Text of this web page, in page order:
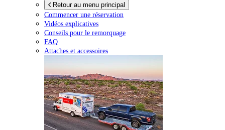
Retour au menu principal
Commencer une réservation
Vidéos explicatives
Conseils pour le remorquage
FAQ
Attaches et accessoires